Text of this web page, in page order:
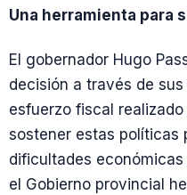
Una herramienta para
El gobernador Hugo
decisión a través de
esfuerzo fiscal
sostener estas políticas
dificultades
el Gobierno provincial